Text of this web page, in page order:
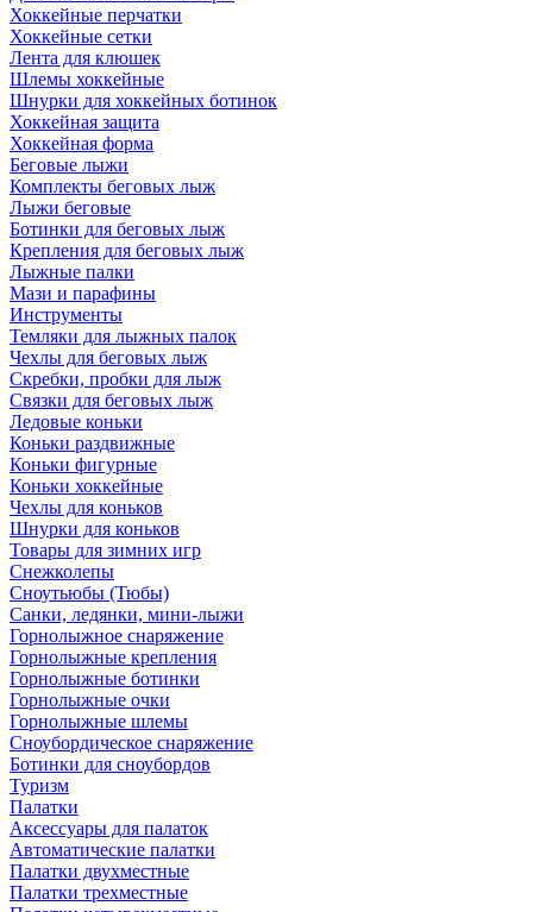
Хоккейные перчатки
Хоккейные сетки
Лента для клюшек
Шлемы хоккейные
Шнурки для хоккейных ботинок
Хоккейная защита
Хоккейная форма
Беговые лыжи
Комплекты беговых лыж
Лыжи беговые
Ботинки для беговых лыж
Крепления для беговых лыж
Лыжные палки
Мази и парафины
Инструменты
Темляки для лыжных палок
Чехлы для беговых лыж
Скребки, пробки для лыж
Связки для беговых лыж
Ледовые коньки
Коньки раздвижные
Коньки фигурные
Коньки хоккейные
Чехлы для коньков
Шнурки для коньков
Товары для зимних игр
Снежколепы
Сноутьюбы (Тюбы)
Санки, ледянки, мини-лыжи
Горнолыжное снаряжение
Горнолыжные крепления
Горнолыжные ботинки
Горнолыжные очки
Горнолыжные шлемы
Сноубордическое снаряжение
Ботинки для сноубордов
Туризм
Палатки
Аксессуары для палаток
Автоматические палатки
Палатки двухместные
Палатки трехместные